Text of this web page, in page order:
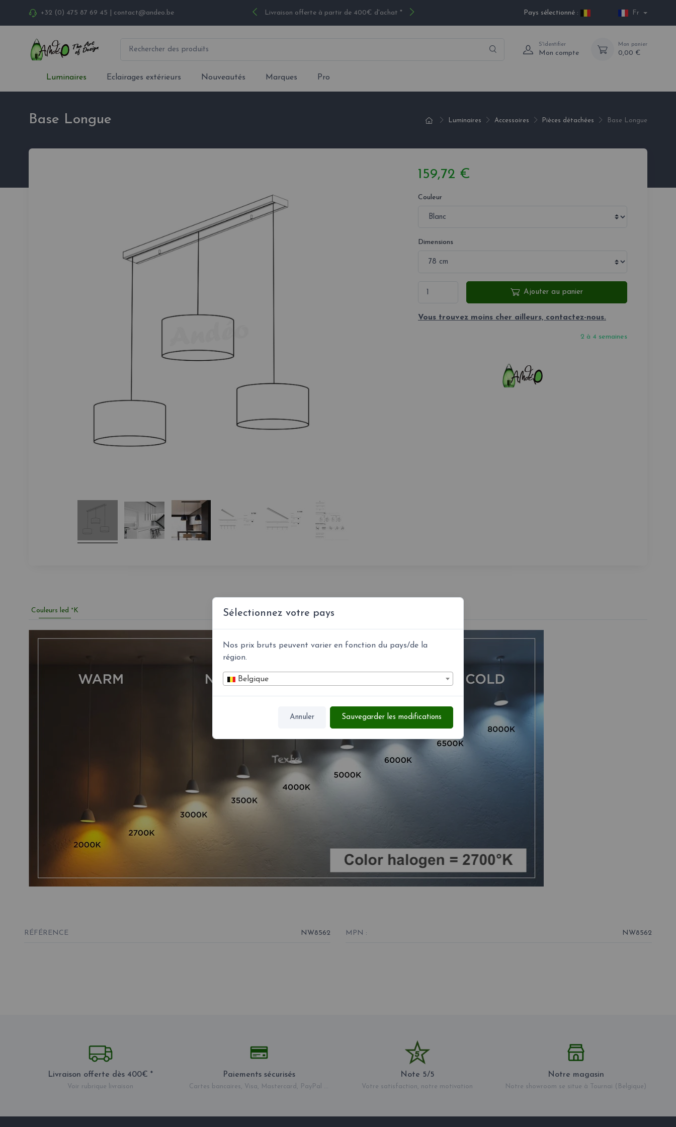
Sélectionnez votre pays
Nos prix bruts peuvent varier en fonction du pays/de la
région.
Belgique
Annuler Sauvegarder les modifications
+32 (0) 475 87 69 45 contact@andeo.be Livraison offerte à partir de 400€ d'achat * Pays sélectionné : Fr
S'identifier
Mon compte
Mon panier
0,00 €
Luminaires Eclairages extérieurs Nouveautés Marques Pro
Luminaires Accessoires Pièces détachées Base Longue
Base Longue
159,72 €
Couleur
Dimensions
Ajouter au panier
Vous trouvez moins cher ailleurs, contactez-nous.
2 à 4 semaines
Couleurs led °K
RÉFÉRENCE NW8562 MPN : NW8562
Livraison offerte dès 400€ *
Voir rubrique livraison
Paiements sécurisés
Cartes bancaires, Visa, Mastercard, PayPal ...
Note 5/5
Votre satisfaction, notre motivation
Notre magasin
Notre showroom se situe à Tournai (Belgique)